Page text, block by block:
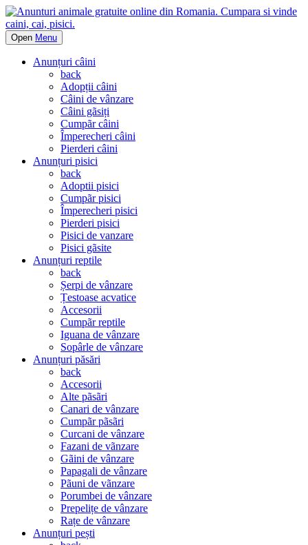
Open Menu
Anunțuri câini
back
Adopții câini
Câini de vânzare
Câini gãsiți
Cumpãr câini
Împerecheri câini
Pierderi câini
Anunțuri pisici
back
Adoptii pisici
Cumpãr pisici
Împerecheri pisici
Pierderi pisici
Pisici de vanzare
Pisici gãsite
Anunțuri reptile
back
Șerpi de vânzare
Țestoase acvatice
Accesorii
Cumpãr reptile
Iguana de vânzare
Sopârle de vânzare
Anunțuri păsări
back
Accesorii
Alte pãsãri
Canari de vânzare
Cumpãr pãsãri
Curcani de vânzare
Fazani de vãnzare
Gãini de vânzare
Papagali de vânzare
Pãuni de vãnzare
Porumbei de vânzare
Prepelițe de vânzare
Rațe de vânzare
Anunțuri pești